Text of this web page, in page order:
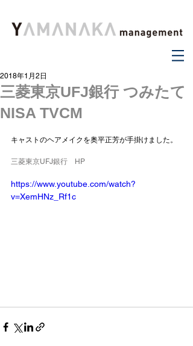
三菱東京UFJ銀行 つみたて
NISA TVCM
2018年1月2日
キャストのヘアメイクを奥平正芳が手掛けました。
三菱東京UFJ銀行　HP
https://www.youtube.com/watch?
v=XemHNz_Rf1c